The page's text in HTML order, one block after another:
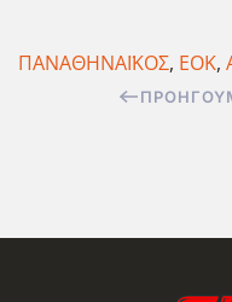
ΠΑΝΑΘΗΝΑΪΚΟΣ, ΕΟΚ,